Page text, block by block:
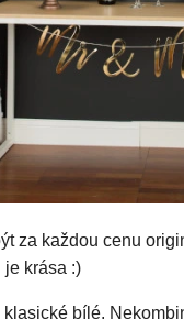
za každou cenu
je krása :)
bílé.